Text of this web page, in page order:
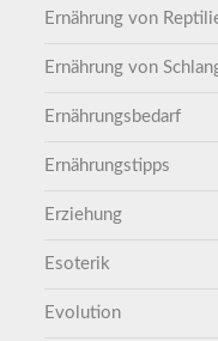
Ernährung von
Ernährung von
Ernährungsbedarf
Ernährungstipps
Erziehung
Esoterik
Evolution